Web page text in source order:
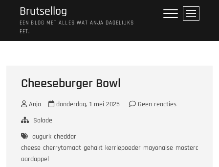
Brutsellog
EEN BLOG MET ALLES WAT ANJA DAGELIJKS
EET.
M
e
Cheeseburger Bowl
Anja donderdag, 1 mei 2025
Geen reacties
Salade
augurk cheddar
cheese cherrytomaat gehakt kerriepoeder mayonaise mosterd
aardappel